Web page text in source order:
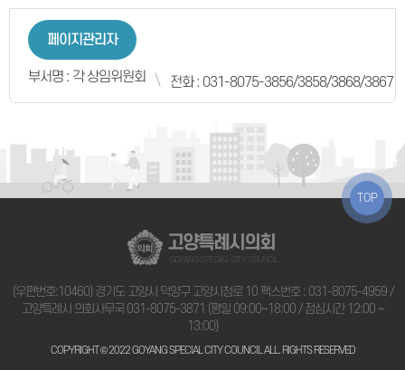
페이지관리자
부서명 : 각 상임위원회 전화 : 031-8075-3856/3858/3868/3867
TOP
고양특례시의회
GOYANG SPECIAL CITY COUNCIL
(우편번호:10460) 경기도 고양시 덕양구 고양시청로 10 팩스번호 : 031-8075-4959 /
고양특례시 의회사무국 031-8075-3871 (평일 09:00~18:00 / 점심시간 12:00 ~
13:00)
COPYRIGHT © 2022 GOYANG SPECIAL CITY COUNCIL ALL. RIGHTS RESERVED